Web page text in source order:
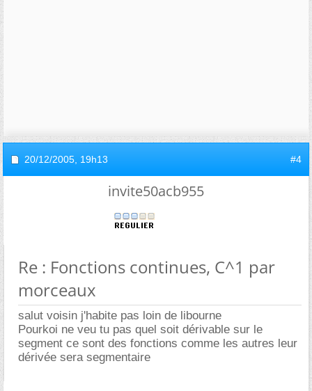
20/12/2005, 19h13 #4
invite50acb955
Re : Fonctions continues, C^1 par
morceaux
salut voisin j'habite pas loin de libourne
Pourkoi ne veu tu pas quel soit dérivable sur le
segment ce sont des fonctions comme les autres leur
dérivée sera segmentaire